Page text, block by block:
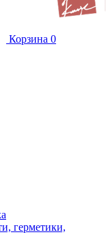
Корзина 0
герметики,